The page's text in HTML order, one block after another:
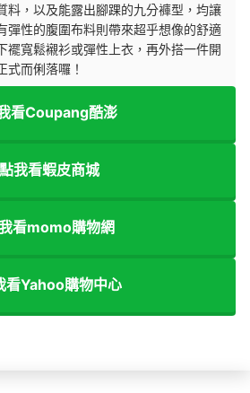
料，以及能露出腳踝的九分褲型，均讓
彈性的腹圍布料則帶來超乎想像的舒適
襬寬鬆襯衫或彈性上衣，再外搭一件開
式而俐落囉！
看Coupang酷澎
點我看蝦皮商城
看momo購物網
看Yahoo購物中心